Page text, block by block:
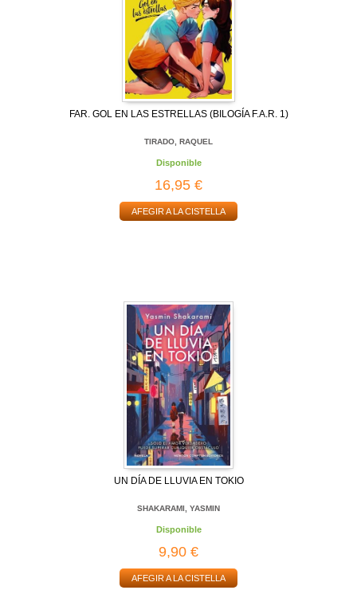
FAR. GOL EN LAS ESTRELLAS (BILOGÍA F.A.R. 1)
TIRADO, RAQUEL
Disponible
16,95 €
AFEGIR A LA CISTELLA
UN DÍA DE LLUVIA EN TOKIO
SHAKARAMI, YASMIN
Disponible
9,90 €
AFEGIR A LA CISTELLA